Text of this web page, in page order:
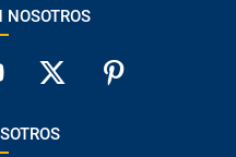
NOSOTROS